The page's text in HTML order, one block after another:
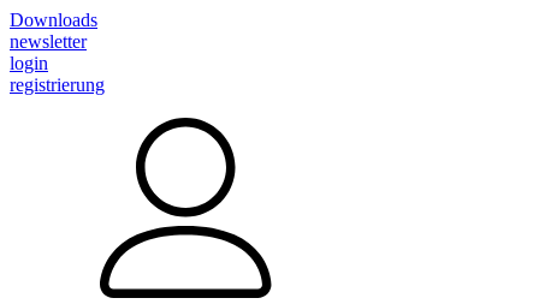
Downloads
newsletter
login
registrierung